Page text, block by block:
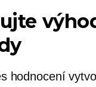
hodnocení